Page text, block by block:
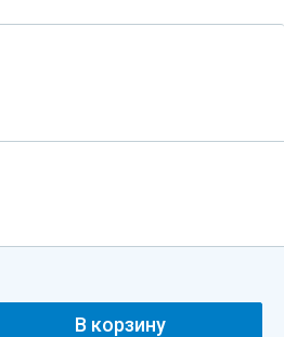
В корзину